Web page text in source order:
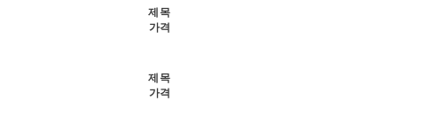
제목
가격
제목
가격